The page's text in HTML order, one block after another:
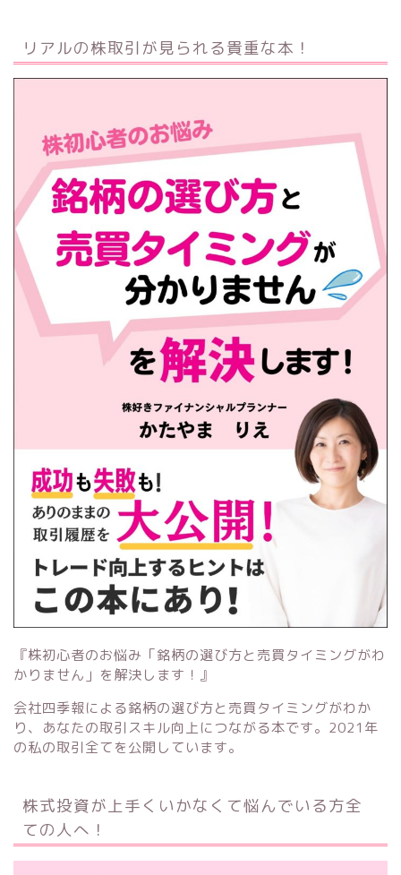
リアルの株取引が見られる貴重な本！
『株初心者のお悩み「銘柄の選び方と売買タイミングがわ
かりません」を解決します！』
会社四季報による銘柄の選び方と売買タイミングがわか
り、あなたの取引スキル向上につながる本です。2021年
の私の取引全てを公開しています。
株式投資が上手くいかなくて悩んでいる方全
ての人へ！